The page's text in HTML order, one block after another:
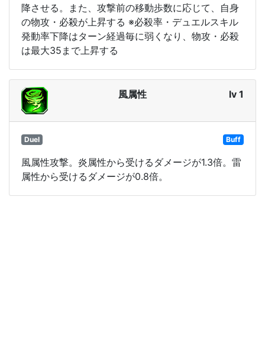
降させる。また、攻撃前の移動歩数に応じて、自身
の物攻・必殺が上昇する ※必殺率・デュエルスキル
発動率下降はターン経過毎に弱くなり、物攻・必殺
は最大35まで上昇する
風属性 lv 1
Duel Buff
風属性攻撃。炎属性から受けるダメージが1.3倍。雷
属性から受けるダメージが0.8倍。